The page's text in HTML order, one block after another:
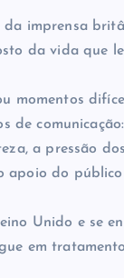
imprensa
da vida que
momentos
de
a pressão
apoio do público
Unido e se
em